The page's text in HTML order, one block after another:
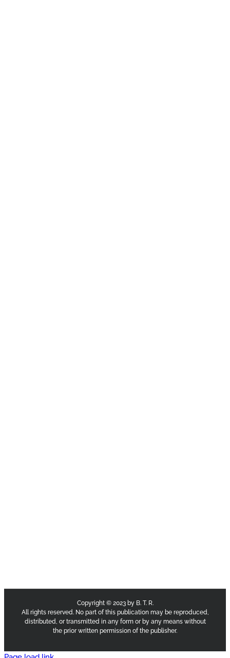
Copyright © 2023 by B. T. R.
All rights reserved. No part of this publication may be reproduced,
distributed, or transmitted in any form or by any means without
the prior written permission of the publisher.